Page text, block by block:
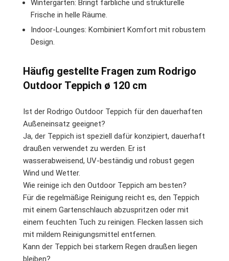
Wintergärten: Bringt farbliche und strukturelle
Frische in helle Räume.
Indoor-Lounges: Kombiniert Komfort mit robustem
Design.
Häufig gestellte Fragen zum Rodrigo
Outdoor Teppich ø 120 cm
Ist der Rodrigo Outdoor Teppich für den dauerhaften
Außeneinsatz geeignet?
Ja, der Teppich ist speziell dafür konzipiert, dauerhaft
draußen verwendet zu werden. Er ist
wasserabweisend, UV-beständig und robust gegen
Wind und Wetter.
Wie reinige ich den Outdoor Teppich am besten?
Für die regelmäßige Reinigung reicht es, den Teppich
mit einem Gartenschlauch abzuspritzen oder mit
einem feuchten Tuch zu reinigen. Flecken lassen sich
mit mildem Reinigungsmittel entfernen.
Kann der Teppich bei starkem Regen draußen liegen
bleiben?